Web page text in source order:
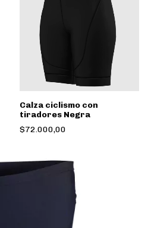
Calza ciclismo con
tiradores Negra
$72.000,00